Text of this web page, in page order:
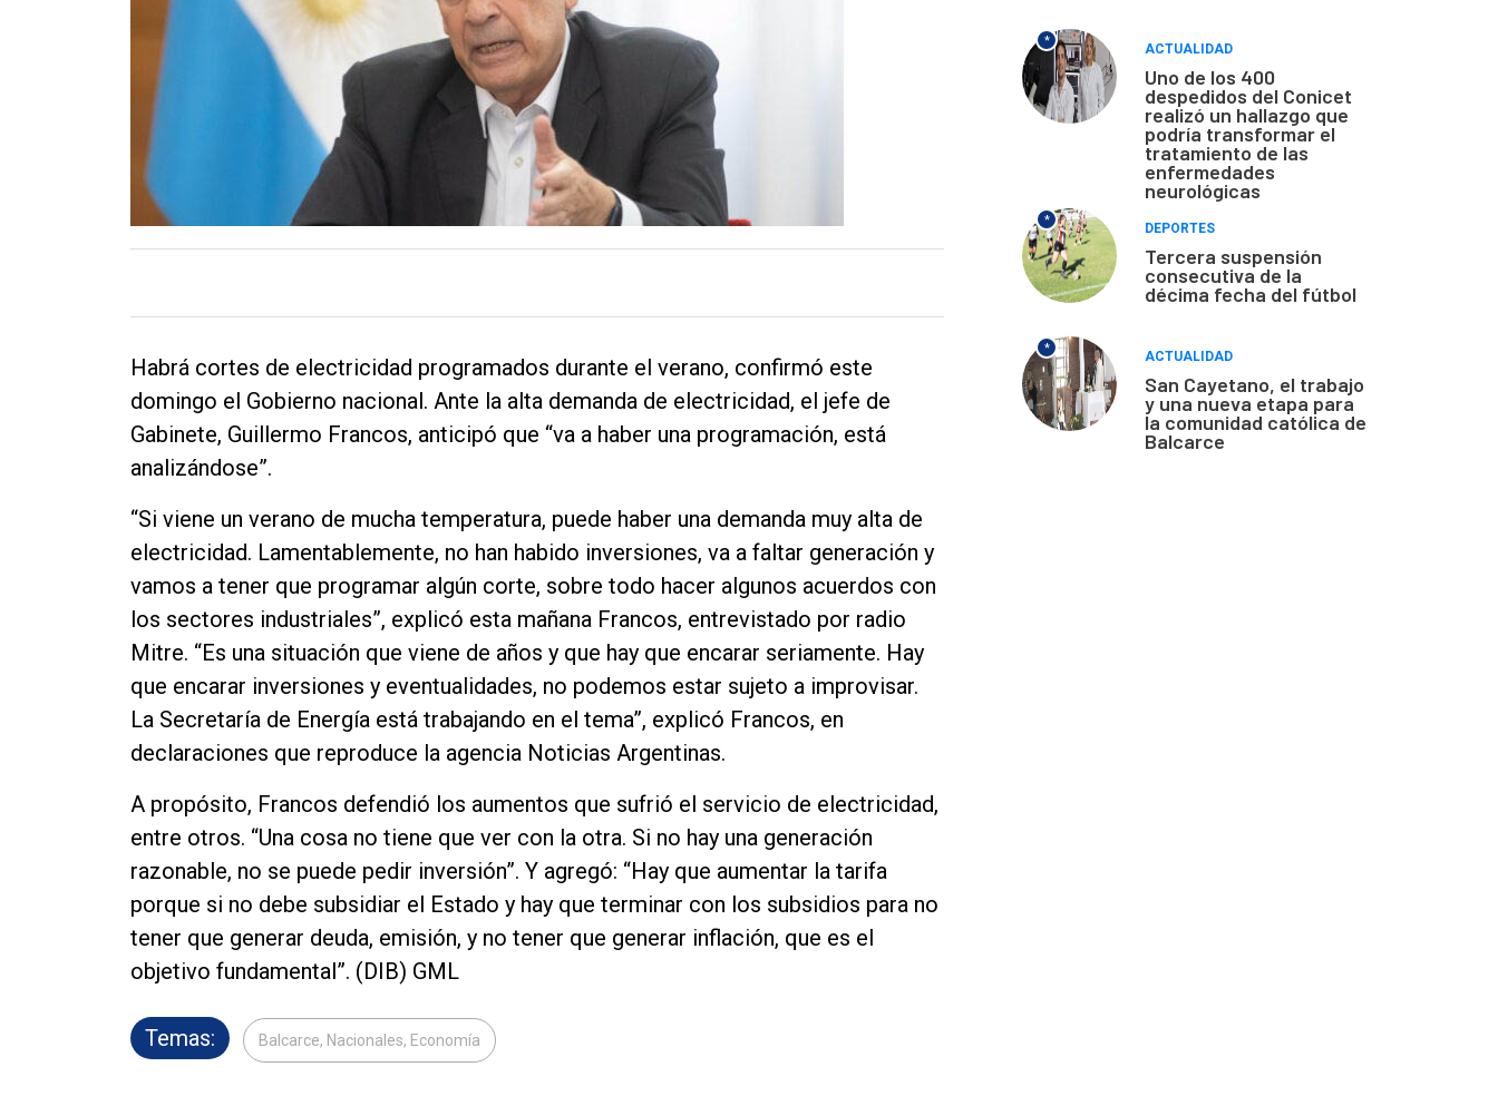
Habrá cortes de electricidad programados durante el verano, confirmó este
domingo el Gobierno nacional. Ante la alta demanda de electricidad, el jefe de
Gabinete, Guillermo Francos, anticipó que “va a haber una programación, está
analizándose”.
“Si viene un verano de mucha temperatura, puede haber una demanda muy alta de
electricidad. Lamentablemente, no han habido inversiones, va a faltar generación y
vamos a tener que programar algún corte, sobre todo hacer algunos acuerdos con
los sectores industriales”, explicó esta mañana Francos, entrevistado por radio
Mitre. “Es una situación que viene de años y que hay que encarar seriamente. Hay
que encarar inversiones y eventualidades, no podemos estar sujeto a improvisar.
La Secretaría de Energía está trabajando en el tema”, explicó Francos, en
declaraciones que reproduce la agencia Noticias Argentinas.
A propósito, Francos defendió los aumentos que sufrió el servicio de electricidad,
entre otros. “Una cosa no tiene que ver con la otra. Si no hay una generación
razonable, no se puede pedir inversión”. Y agregó: “Hay que aumentar la tarifa
porque si no debe subsidiar el Estado y hay que terminar con los subsidios para no
tener que generar deuda, emisión, y no tener que generar inflación, que es el
objetivo fundamental”. (DIB) GML
Temas: Balcarce, Nacionales, Economía
*
ACTUALIDAD
Uno de los 400
despedidos del Conicet
realizó un hallazgo que
podría transformar el
tratamiento de las
enfermedades
neurológicas
*
DEPORTES
Tercera suspensión
consecutiva de la
décima fecha del fútbol
*
ACTUALIDAD
San Cayetano, el trabajo
y una nueva etapa para
la comunidad católica de
Balcarce